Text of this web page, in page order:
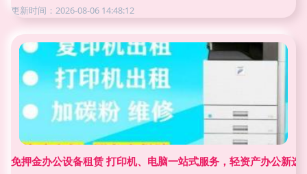
更新时间：2026-08-06 14:48:12
免押金办公设备租赁 打印机、电脑一站式服务，轻资产办公新选